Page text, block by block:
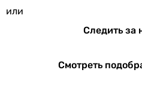
или
Следить за
Смотреть